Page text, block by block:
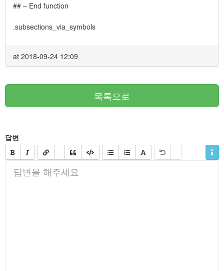
## – End function
.subsections_via_symbols
at 2018-09-24 12:09
목록으로
답변